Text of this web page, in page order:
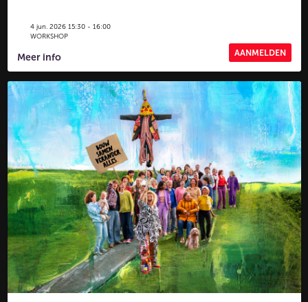
4 jun. 2026 15:30 - 16:00
WORKSHOP
Meer info AANMELDEN